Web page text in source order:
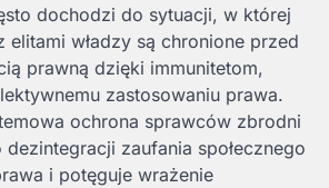
dochodzi do sytuacji, w której
elitami władzy są chronione przed
prawną dzięki immunitetom,
zastosowaniu prawa.
ochrona sprawców zbrodni
zaufania społecznego
i potęguje wrażenie